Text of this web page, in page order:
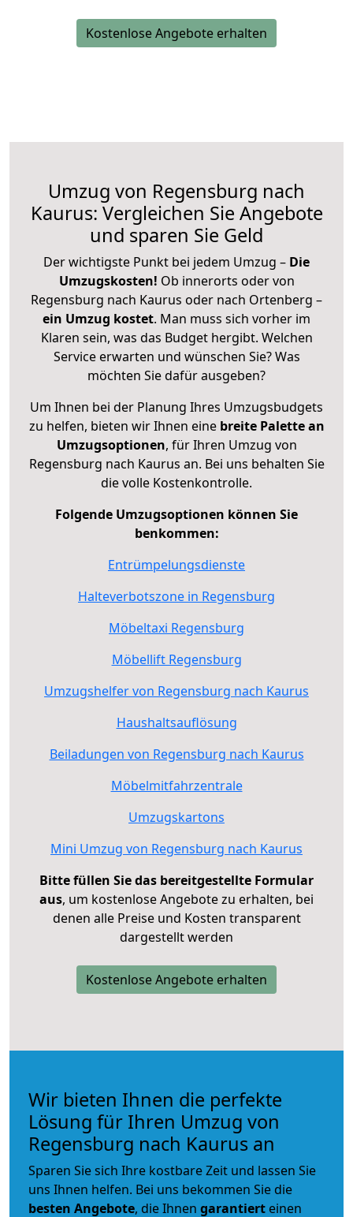
Kostenlose Angebote erhalten
Umzug von Regensburg nach
Kaurus: Vergleichen Sie Angebote
und sparen Sie Geld
Der wichtigste Punkt bei jedem Umzug – Die
Umzugskosten! Ob innerorts oder von
Regensburg nach Kaurus oder nach Ortenberg –
ein Umzug kostet. Man muss sich vorher im
Klaren sein, was das Budget hergibt. Welchen
Service erwarten und wünschen Sie? Was
möchten Sie dafür ausgeben?
Um Ihnen bei der Planung Ihres Umzugsbudgets
zu helfen, bieten wir Ihnen eine breite Palette an
Umzugsoptionen, für Ihren Umzug von
Regensburg nach Kaurus an. Bei uns behalten Sie
die volle Kostenkontrolle.
Folgende Umzugsoptionen können Sie
benkommen:
Entrümpelungsdienste
Halteverbotszone in Regensburg
Möbeltaxi Regensburg
Möbellift Regensburg
Umzugshelfer von Regensburg nach Kaurus
Haushaltsauflösung
Beiladungen von Regensburg nach Kaurus
Möbelmitfahrzentrale
Umzugskartons
Mini Umzug von Regensburg nach Kaurus
Bitte füllen Sie das bereitgestellte Formular
aus, um kostenlose Angebote zu erhalten, bei
denen alle Preise und Kosten transparent
dargestellt werden
Kostenlose Angebote erhalten
Wir bieten Ihnen die perfekte
Lösung für Ihren Umzug von
Regensburg nach Kaurus an
Sparen Sie sich Ihre kostbare Zeit und lassen Sie
uns Ihnen helfen. Bei uns bekommen Sie die
besten Angebote, die Ihnen garantiert einen